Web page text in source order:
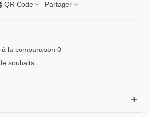
QR Code Partager
à la comparaison 0
souhaits